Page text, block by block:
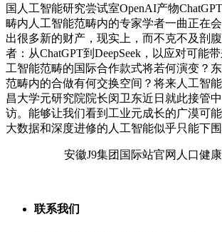
国人工智能研究尝试室OpenAI产物
畴内人工智能范畴内的专家学者一曲正在
出很多新的财产，现实上，而不克不及剖
者：从ChatGPT到DeepSeek，以应对可能
工智能范畴的国际合作款式将若何演变？
范畴内的合做有何交换空间？将来人工智
昌大学元研究院院长闵卫东近日就此接管
访。能够让我们看到工业元成长的广漠可
大数据和深度进修的人工智能似乎只能下围
安徽J9集团国际站官网人口健
联系我们